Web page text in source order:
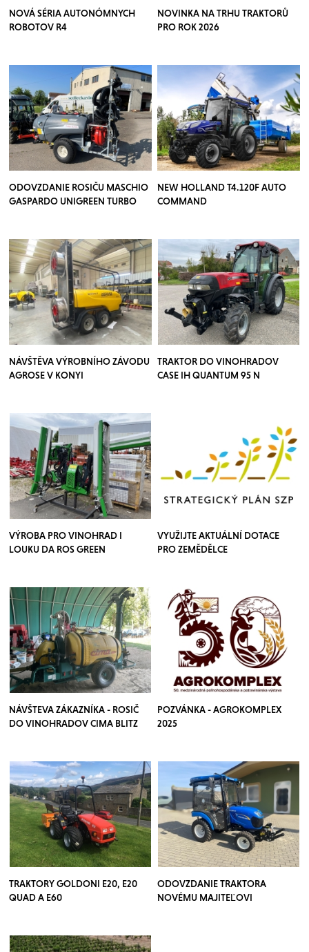
NOVÁ SÉRIA AUTONÓMNYCH
ROBOTOV R4
NOVINKA NA TRHU TRAKTORŮ
PRO ROK 2026
ODOVZDANIE ROSIČU MASCHIO
GASPARDO UNIGREEN TURBO
NEW HOLLAND T4.120F AUTO
COMMAND
NÁVŠTĚVA VÝROBNÍHO ZÁVODU
AGROSE V KONYI
TRAKTOR DO VINOHRADOV
CASE IH QUANTUM 95 N
VÝROBA PRO VINOHRAD I
LOUKU DA ROS GREEN
VYUŽIJTE AKTUÁLNÍ DOTACE
PRO ZEMĚDĚLCE
NÁVŠTEVA ZÁKAZNÍKA - ROSIČ
DO VINOHRADOV CIMA BLITZ
POZVÁNKA - AGROKOMPLEX
2025
TRAKTORY GOLDONI E20, E20
QUAD A E60
ODOVZDANIE TRAKTORA
NOVÉMU MAJITEĽOVI